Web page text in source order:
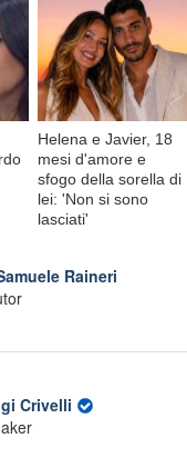
Helena e Javier, 18
mesi d'amore e
sfogo della sorella di
lei: 'Non si sono
lasciati'
Raineri
Crivelli